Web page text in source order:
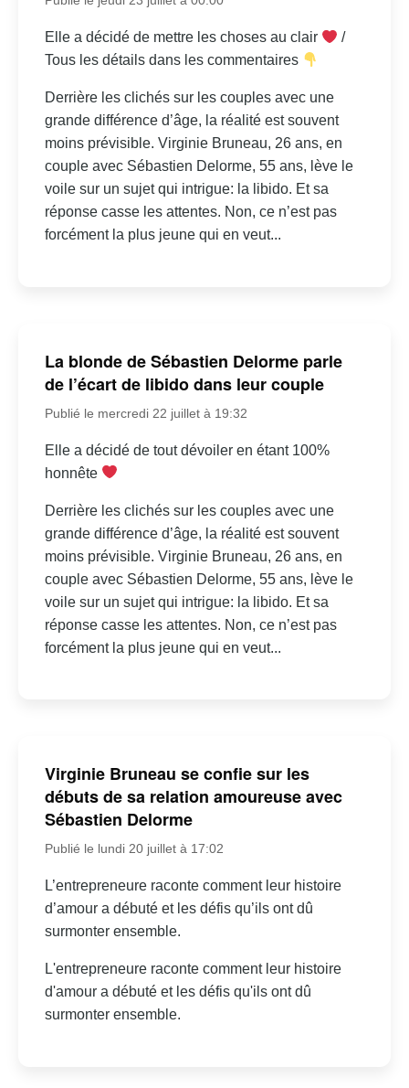
Elle a décidé de mettre les choses au clair
/
Tous les détails dans les commentaires
Derrière les clichés sur les couples avec une
grande différence d’âge, la réalité est souvent
moins prévisible. Virginie Bruneau, 26 ans, en
couple avec Sébastien Delorme, 55 ans, lève le
voile sur un sujet qui intrigue: la libido. Et sa
réponse casse les attentes. Non, ce n’est pas
forcément la plus jeune qui en veut...
La blonde de Sébastien Delorme parle
de l’écart de libido dans leur couple
Publié le mercredi 22 juillet à 19:32
Elle a décidé de tout dévoiler en étant 100%
honnête
Derrière les clichés sur les couples avec une
grande différence d’âge, la réalité est souvent
moins prévisible. Virginie Bruneau, 26 ans, en
couple avec Sébastien Delorme, 55 ans, lève le
voile sur un sujet qui intrigue: la libido. Et sa
réponse casse les attentes. Non, ce n’est pas
forcément la plus jeune qui en veut...
Virginie Bruneau se confie sur les
débuts de sa relation amoureuse avec
Sébastien Delorme
Publié le lundi 20 juillet à 17:02
L’entrepreneure raconte comment leur histoire
d’amour a débuté et les défis qu’ils ont dû
surmonter ensemble.
L'entrepreneure raconte comment leur histoire
d'amour a débuté et les défis qu'ils ont dû
surmonter ensemble.